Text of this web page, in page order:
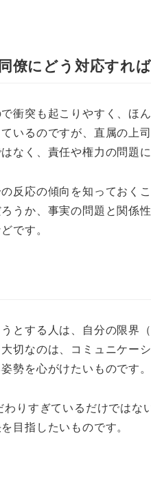
僚にどう対応すれ
衝突も起こりやすく、ほ
いるのですが、直属の上
く、責任や権力の問題に
反応の傾向を知っておく
うか、事実の問題と関係
どです。
とする人は、自分の限界
切なのは、コミュニケー
勢を心がけたいものです。
りすぎているだけではな
目指したいものです。